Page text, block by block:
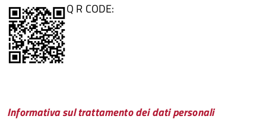
Q R CODE:
Informativa sul trattamento dei dati personali